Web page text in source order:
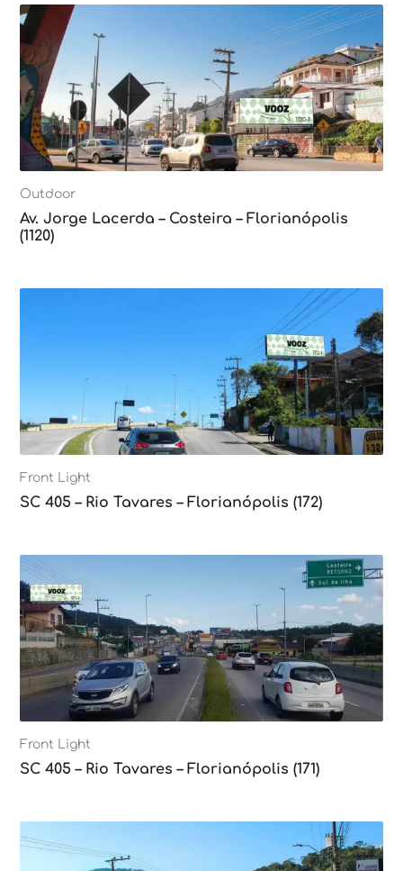
Outdoor
Av. Jorge Lacerda – Costeira – Florianópolis
(1120)
Front Light
SC 405 – Rio Tavares – Florianópolis (172)
Front Light
SC 405 – Rio Tavares – Florianópolis (171)